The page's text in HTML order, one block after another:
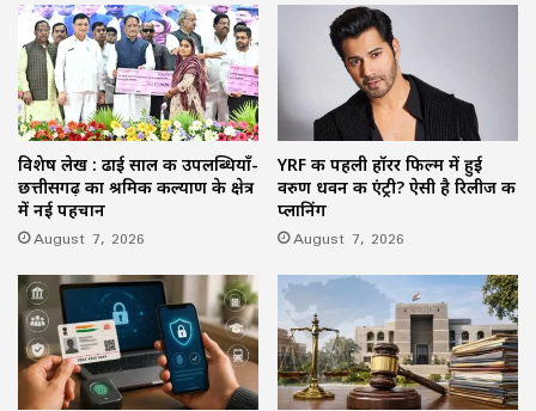
विशेष लेख : ढाई साल की उपलब्धियाँ-
छत्तीसगढ़ का श्रमिक कल्याण के क्षेत्र
में नई पहचान
August 7, 2026
YRF की पहली हॉरर फिल्म में हुई
वरुण धवन की एंट्री? ऐसी है रिलीज की
प्लानिंग
August 7, 2026